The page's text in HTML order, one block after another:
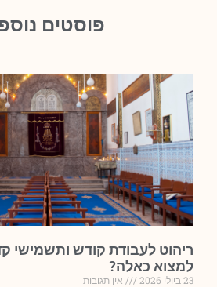
פוסטים
ריהוט לעבודת קודש ותשמישי
למצוא כאלה?
23 ביולי 2026
אין תגובות